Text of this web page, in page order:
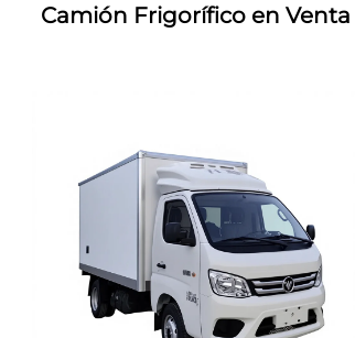
Camión Frigorífico en Venta